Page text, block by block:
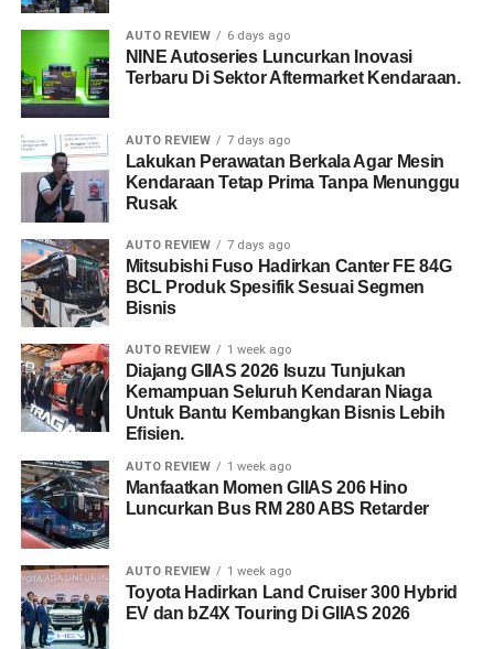
AUTO REVIEW 6 days ago
NINE Autoseries Luncurkan Inovasi
Terbaru Di Sektor Aftermarket Kendaraan.
AUTO REVIEW 7 days ago
Lakukan Perawatan Berkala Agar Mesin
Kendaraan Tetap Prima Tanpa Menunggu
Rusak
AUTO REVIEW 7 days ago
Mitsubishi Fuso Hadirkan Canter FE 84G
BCL Produk Spesifik Sesuai Segmen
Bisnis
AUTO REVIEW 1 week ago
Diajang GIIAS 2026 Isuzu Tunjukan
Kemampuan Seluruh Kendaran Niaga
Untuk Bantu Kembangkan Bisnis Lebih
Efisien.
AUTO REVIEW 1 week ago
Manfaatkan Momen GIIAS 206 Hino
Luncurkan Bus RM 280 ABS Retarder
AUTO REVIEW 1 week ago
Toyota Hadirkan Land Cruiser 300 Hybrid
EV dan bZ4X Touring Di GIIAS 2026